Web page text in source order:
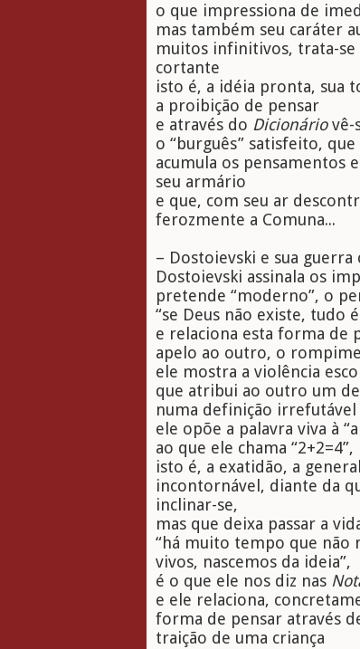
o que impressiona de
mas também seu caráter
muitos infinitivos, trata-
cortante
isto é, a idéia pronta, sua
a proibição de pensar
e através do Dicionáriovê-
o “burguês” satisfeito,
acumula os pensamentos
seu armário
e que, com seu ar
ferozmente a Comuna...
– Dostoievski e sua guerra
Dostoievski assinala os
pretende “moderno”, o
“se Deus não existe, tudo
e relaciona esta forma de
apelo ao outro, o
ele mostra a violência
que atribui ao outro um
numa definição irrefutável
ele opõe a palavra viva à
ao que ele chama “2+2=4”,
isto é, a exatidão, a
incontornável, diante da
inclinar-se,
mas que deixa passar a
“há muito tempo que não
vivos, nascemos da ideia”,
é o que ele nos diz nas
e ele relaciona,
forma de pensar através
traição de uma criança